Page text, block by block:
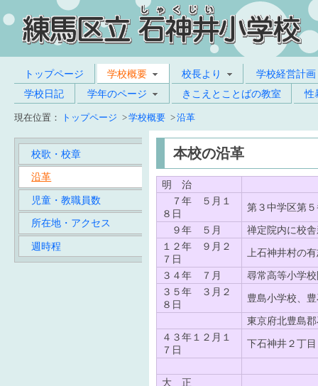
トップページ 学校概要 校長より
学校経営計画
学校日記
学年のページ きこえとことばの教室 性
現在位置： トップページ >学校概要 >沿革
校歌・校章
沿革
児童・教職員数
所在地・アクセス
週時程
本校の沿革
明 治
７年 ５月１
８日
第３中学区第
９年 ５月
禅定院内に校
１２年 ９月２
７日
上石神井村の
３４年 ７月
尋常高等小学
３５年 ３月２
８日
豊島小学校、
東京府北豊島
４３年１２月１
７日
下石神井２丁
大 正